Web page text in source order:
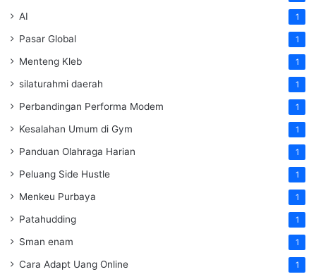
AI 1
Pasar Global 1
Menteng Kleb 1
silaturahmi daerah 1
Perbandingan Performa Modem 1
Kesalahan Umum di Gym 1
Panduan Olahraga Harian 1
Peluang Side Hustle 1
Menkeu Purbaya 1
Patahudding 1
Sman enam 1
Cara Adapt Uang Online 1